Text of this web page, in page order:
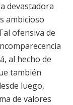
devastadora
ambicioso
ofensiva de
al hecho de
también
luego,
de valores